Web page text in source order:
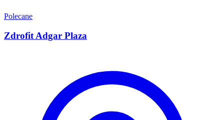
Polecane
Zdrofit Adgar Plaza